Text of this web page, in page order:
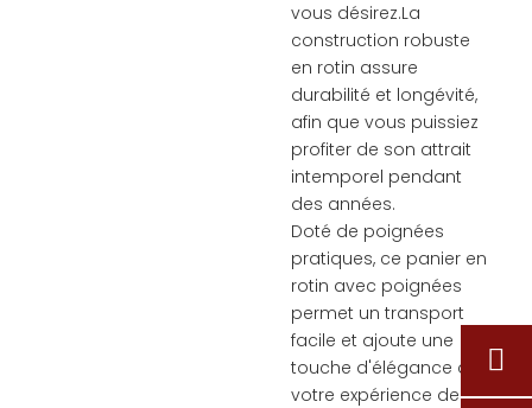
vous désirez.La
construction robuste
en rotin assure
durabilité et longévité,
afin que vous puissiez
profiter de son attrait
intemporel pendant
des années.
Doté de poignées
pratiques, ce panier en
rotin avec poignées
permet un transport
facile et ajoute une
touche d'élégance à
votre expérience de